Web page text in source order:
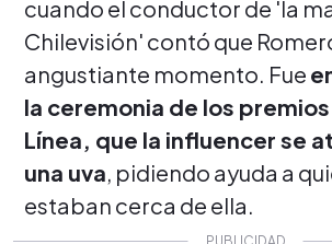
cuando el conductor de 'la
Chilevisión' contó que
angustiante momento. Fue
la ceremonia de los premios
Línea, que la influencer se
una uva, pidiendo ayuda a
estaban cerca de ella.